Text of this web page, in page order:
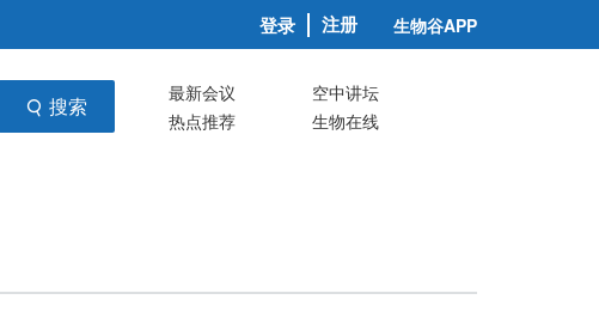
登录 注册 生物谷APP
搜索 最新会议
空中讲坛
热点推荐
生物在线